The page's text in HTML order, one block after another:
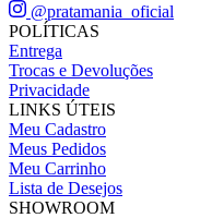
@pratamania_oficial
POLÍTICAS
Entrega
Trocas e Devoluções
Privacidade
LINKS ÚTEIS
Meu Cadastro
Meus Pedidos
Meu Carrinho
Lista de Desejos
SHOWROOM